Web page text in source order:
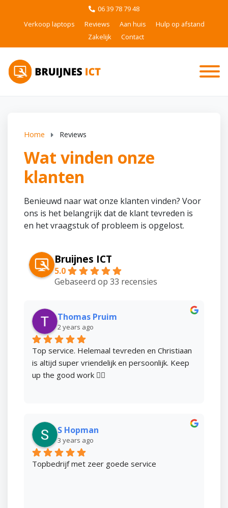
06 39 78 79 48
Verkoop laptops
Reviews Aan huis
Hulp op afstand
Zakelijk
Contact
Home Reviews
Wat vinden onze
klanten
Benieuwd naar wat onze klanten vinden? Voor
ons is het belangrijk dat de klant tevreden is
en het vraagstuk of probleem is opgelost.
Bruijnes ICT
5.0
Gebaseerd op 33 recensies
Thomas Pruim
2 years ago
Top service. Helemaal tevreden en Christiaan
is altijd super vriendelijk en persoonlijk. Keep
up the good work 👌🏻
S Hopman
3 years ago
Topbedrijf met zeer goede service